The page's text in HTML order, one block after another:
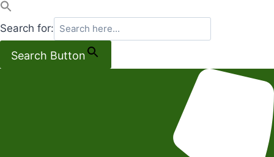
Search for:
Search Button